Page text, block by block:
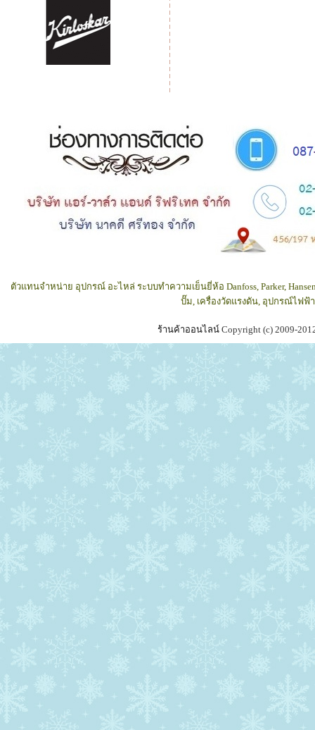
ตัวแทนจำหน่าย อุปกรณ์ อะไหล่ ระบบทำความเย็นยี่ห้อ Danfoss, Parker,
ปั๊ม, เครื่องวัดแรงดัน, อุปกรณ์ไฟฟ้
ร้านค้าออนไลน์Copyright (c) 2009-